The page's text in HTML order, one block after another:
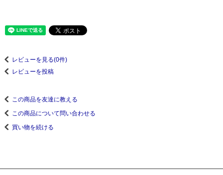
レビューを見る(0件)
レビューを投稿
この商品を友達に教える
この商品について問い合わせる
買い物を続ける